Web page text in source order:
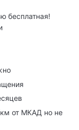
бесплатная!
от МКАД но не